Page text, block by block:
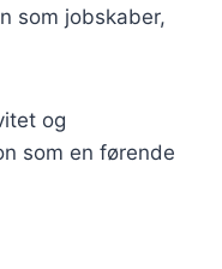
som jobskaber,
og
som en førende